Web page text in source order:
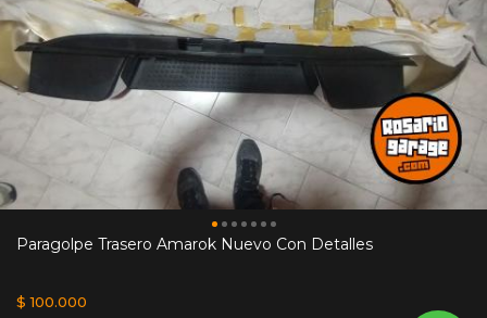
Paragolpe Trasero Amarok Nuevo Con Detalles
$ 100.000